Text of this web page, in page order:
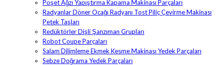
Poşet Ağzı Yapıştırma Kapama Makinası Parçaları
Radyanlar Döner Ocağı Radyanı Tost Piliç Çevirme Makinası
Petek Taşları
Redüktörler Dişli Şanzıman Grupları
Robot Coupe Parçaları
Salam Dilimleme Ekmek Kesme Makinası Yedek Parçaları
Sebze Doğrama Yedek Parçaları